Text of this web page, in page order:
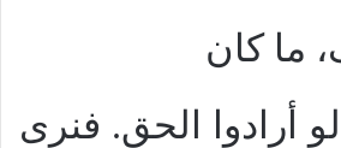
ما كان
أرادوا الحق. فنرى